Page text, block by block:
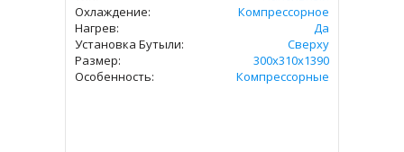
Охлаждение:
Компрессорное
Нагрев:
Да
Установка Бутыли:
Сверху
Размер:
300х310х1390
Особенность:
Компрессорные